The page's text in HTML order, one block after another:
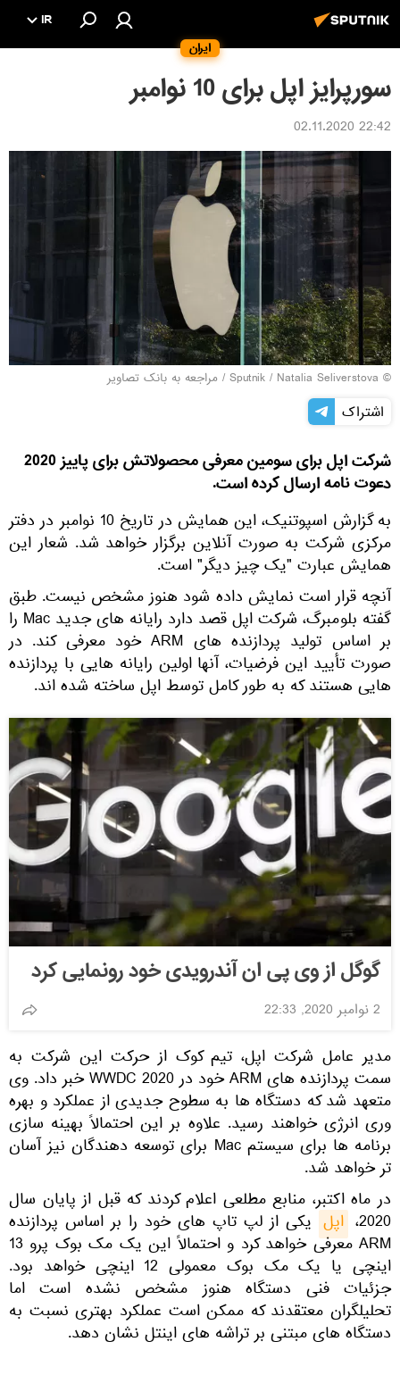
ایران
IR
سورپرایز اپل برای 10 نوامبر
22:42 02.11.2020
© Sputnik / Natalia Seliverstova
/ مراجعه به بانک تصاویر
اشتراک
شرکت اپل برای سومین معرفی محصولاتش برای پاییز 2020
دعوت نامه ارسال کرده است.
به گزارش اسپوتنیک، این همایش در تاریخ 10 نوامبر در دفتر
مرکزی شرکت به صورت آنلاین برگزار خواهد شد. شعار این
همایش عبارت "یک چیز دیگر" است.
آنچه قرار است نمایش داده شود هنوز مشخص نیست. طبق
گفته بلومبرگ، شرکت اپل قصد دارد رایانه های جدید Mac را
بر اساس تولید پردازنده های ARM خود معرفی کند. در
صورت تأیید این فرضیات، آنها اولین رایانه هایی با پردازنده
هایی هستند که به طور کامل توسط اپل ساخته شده اند.
گوگل از وی پی ان آندرویدی خود رونمایی کرد
2 نوامبر 2020, 22:33
مدیر عامل شرکت اپل، تیم کوک از حرکت این شرکت به
سمت پردازنده های ARM خود در WWDC 2020 خبر داد. وی
متعهد شد که دستگاه ها به سطوح جدیدی از عملکرد و بهره
وری انرژی خواهند رسید. علاوه بر این احتمالاً بهینه سازی
برنامه ها برای سیستم Mac برای توسعه دهندگان نیز آسان
تر خواهد شد.
در ماه اکتبر، منابع مطلعی اعلام کردند که قبل از پایان سال
2020، اپل یکی از لپ تاپ های خود را بر اساس پردازنده
ARM معرفی خواهد کرد و احتمالاً این یک مک بوک پرو 13
اینچی یا یک مک بوک معمولی 12 اینچی خواهد بود.
جزئیات فنی دستگاه هنوز مشخص نشده است اما
تحلیلگران معتقدند که ممکن است عملکرد بهتری نسبت به
دستگاه های مبتنی بر تراشه های اینتل نشان دهد.